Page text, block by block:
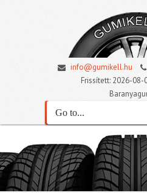
info@gumikell.hu
Frissített: 2026-08-